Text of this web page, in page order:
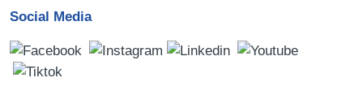
Social Media